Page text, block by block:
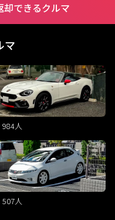
却できるクルマ
マ
984人
507人